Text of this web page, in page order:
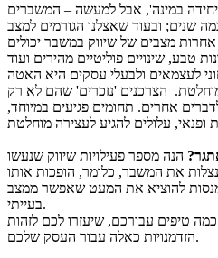
במינה', אבל למעשה – המשברים
שנים; ובעוד שאצלנו הגורמים למצב
מצבים של שיווק במשבר יכולים
לעצמאים ולבעלי עסקים היא האטה
הצרכנים 'נזכרים' שהם לא רק
אחרים. תחומים פגיעים במיוחד,
הנה מספר פעילויות שיווק שנעשו
את המשבר, כלומר, הופכות אותו
להוציא את המעט שאפשר ממצב
בעייתי.
טיפים עבורכם, שיעזרו לכם לזהות
הזדמנויות כאלה עבור העסק שלכם.